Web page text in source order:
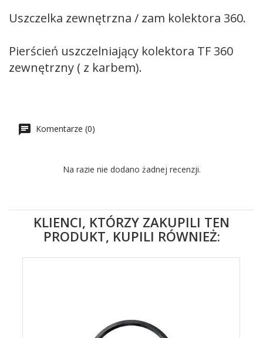
Uszczelka zewnętrzna / zam kolektora 360.
Pierścień uszczelniający kolektora TF 360
zewnętrzny ( z karbem).
Komentarze (0)
Na razie nie dodano żadnej recenzji.
KLIENCI, KTÓRZY ZAKUPILI TEN
PRODUKT, KUPILI RÓWNIEŻ: